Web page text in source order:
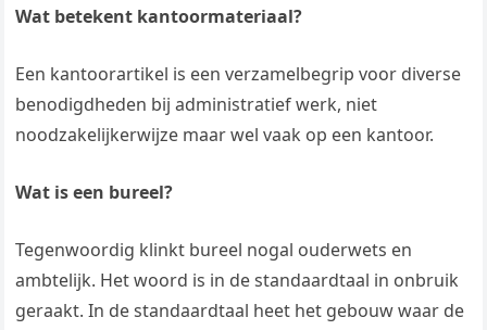
Wat betekent kantoormateriaal?
Een kantoorartikel is een verzamelbegrip voor diverse
benodigdheden bij administratief werk, niet
noodzakelijkerwijze maar wel vaak op een kantoor.
Wat is een bureel?
Tegenwoordig klinkt bureel nogal ouderwets en
ambtelijk. Het woord is in de standaardtaal in onbruik
geraakt. In de standaardtaal heet het gebouw waar de